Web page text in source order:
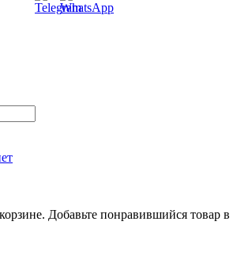
Добавьте понравившийся товар в